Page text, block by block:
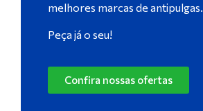
melhores marcas de antipulgas.
Peça já o seu!
Confira nossas ofertas